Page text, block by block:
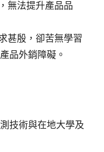
無法提升產品品
甚殷，卻苦無學習
品外銷障礙。
技術與在地大學及